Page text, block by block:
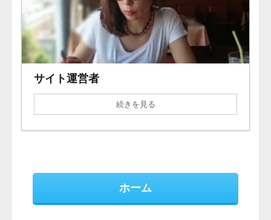
サイト運営者
続きを見る
ホーム